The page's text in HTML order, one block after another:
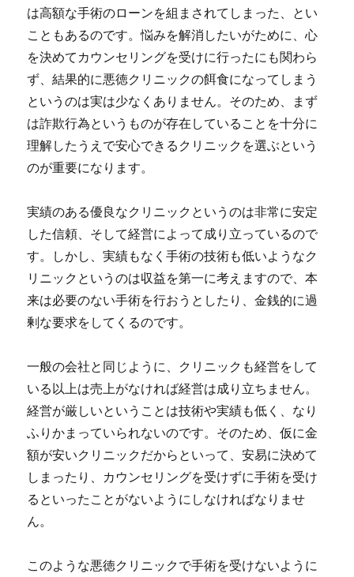
は高額な手術のローンを組まされてしまった、とい
こともあるのです。悩みを解消したいがために、心
を決めてカウンセリングを受けに行ったにも関わら
ず、結果的に悪徳クリニックの餌食になってしまう
というのは実は少なくありません。 そのため、まず
は詐欺行為というものが存在していることを十分に
理解したうえで安心できるクリニックを選ぶという
のが重要になります。
実績のある優良なクリニックというのは非常に安定
した信頼、そして経営によって成り立っているので
す。しかし、実績もなく手術の技術も低いようなク
リニックというのは収益を第一に考えますので、本
来は必要のない手術を行おうとしたり、金銭的に過
剰な要求をしてくるのです。
一般の会社と同じように、クリニックも経営をして
いる以上は売上がなければ経営は成り立ちません。
経営が厳しいということは技術や実績も低く、なり
ふりかまっていられないのです。 そのため、仮に金
額が安いクリニックだからといって、安易に決めて
しまったり、カウンセリングを受けずに手術を受け
るといったことがないようにしなければなりませ
ん。
このような悪徳クリニックで手術を受けないように